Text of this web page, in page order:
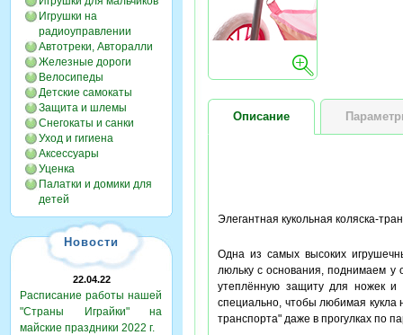
Игрушки на
радиоуправлении
Автотреки, Авторалли
Железные дороги
Велосипеды
Детские самокаты
Защита и шлемы
Снегокаты и санки
Уход и гигиена
Аксессуары
Уценка
Палатки и домики для
детей
Новости
22.04.22
Расписание работы нашей
"Страны Играйки" на
майские праздники 2022 г.
Описание
Элегантная кукольная коляска-
Одна из самых высоких
люльку с основания, поднимаем у
утеплённую защиту для ножек и
специально, чтобы любимая кукла
транспорта" даже в прогулках по